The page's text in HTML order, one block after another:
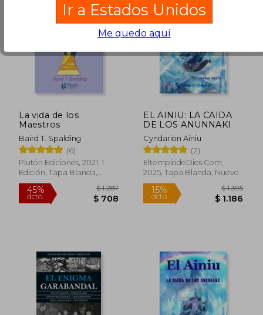
50%
dcto.
40%
dcto.
La vida de los
Maestros
Baird T. Spalding
(6)
Plutón Ediciones, 2021, 1
Edición, Tapa Blanda,
Nuevo
EL AINIU: LA CAIDA
DE LOS ANUNNAKI
Cyndarion Ainiu
(2)
EltemplodeDios.com,
2025, Tapa Blanda, Nuevo
Ir a Estados Unidos
Me quedo aquí